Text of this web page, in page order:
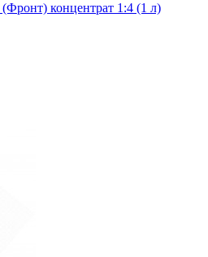
концентрат 1:4 (1 л)